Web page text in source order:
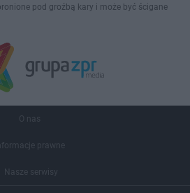
pod groźbą kary i może być ścigane
O nas
prawne
Nasze serwisy